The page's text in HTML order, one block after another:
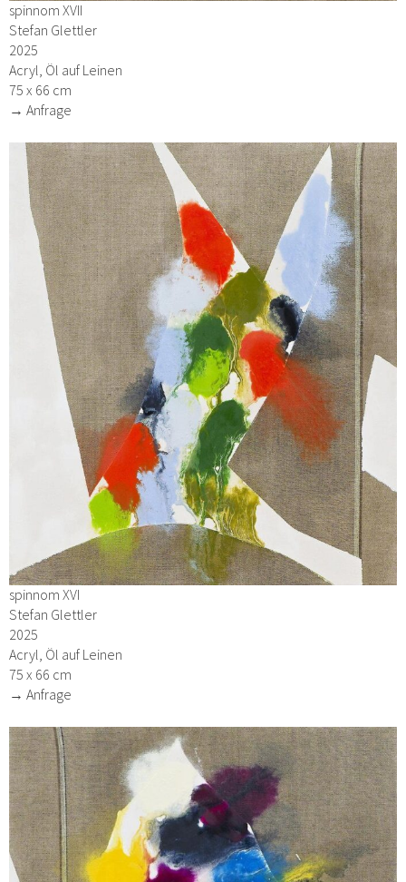
spinnom XVII
Stefan Glettler
2025
Acryl, Öl auf Leinen
75 x 66 cm
→ Anfrage
spinnom XVI
Stefan Glettler
2025
Acryl, Öl auf Leinen
75 x 66 cm
→ Anfrage